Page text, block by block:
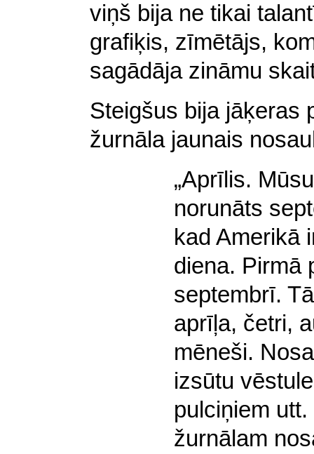
viņš bija ne tikai
grafiķis, zīmētājs,
sagādāja zināmu
Steigšus bija jāķeras
žurnāla jaunais
„Aprīlis.
norunāts
kad Amerikā
diena. Pirmā
septembrī.
aprīļa, četri,
mēneši.
izsūtu
pulciņiem
žurnālam